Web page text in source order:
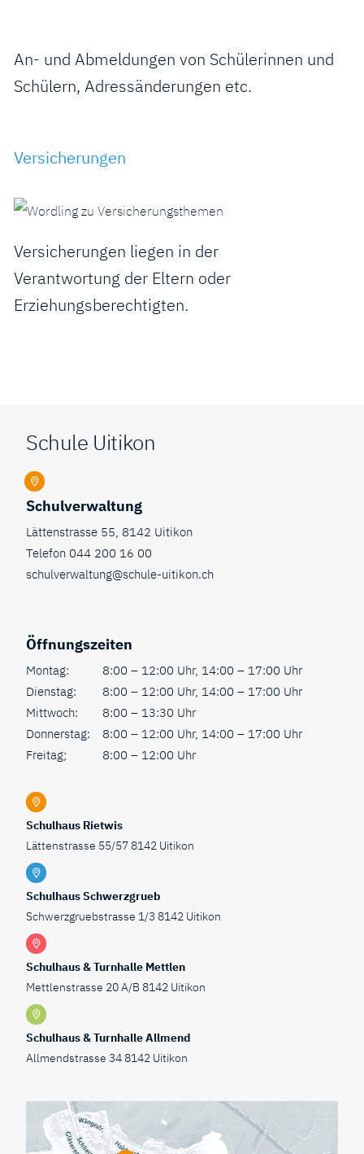
An- und Abmeldungen von Schülerinnen und
Schülern, Adressänderungen etc.
Versicherungen
Versicherungen liegen in der
Verantwortung der Eltern oder
Erziehungsberechtigten.
Schule Uitikon
Schulverwaltung
Lättenstrasse 55, 8142 Uitikon
Telefon 044 200 16 00
schulverwaltung@schule-uitikon.ch
Öffnungszeiten
Montag:
8:00 – 12:00 Uhr, 14:00 – 17:00 Uhr
Dienstag:
8:00 – 12:00 Uhr, 14:00 – 17:00 Uhr
Mittwoch:
8:00 – 13:30 Uhr
Donnerstag:
8:00 – 12:00 Uhr, 14:00 – 17:00 Uhr
Freitag;
8:00 – 12:00 Uhr
Schulhaus Rietwis
Lättenstrasse 55/57 8142 Uitikon
Schulhaus Schwerzgrueb
Schwerzgruebstrasse 1/3 8142 Uitikon
Schulhaus & Turnhalle Mettlen
Mettlenstrasse 20 A/B 8142 Uitikon
Schulhaus & Turnhalle Allmend
Allmendstrasse 34 8142 Uitikon